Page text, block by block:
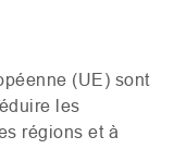
(UE) sont
les
régions et à